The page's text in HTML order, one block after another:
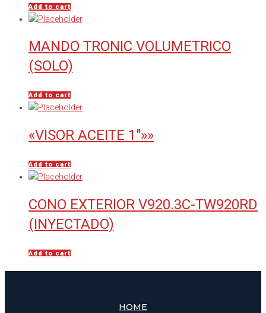
Add to cart
MANDO TRONIC VOLUMETRICO
(SOLO)
Add to cart
«VISOR ACEITE 1″»»
Add to cart
CONO EXTERIOR V920.3C-TW920RD
(INYECTADO)
Add to cart
HOME